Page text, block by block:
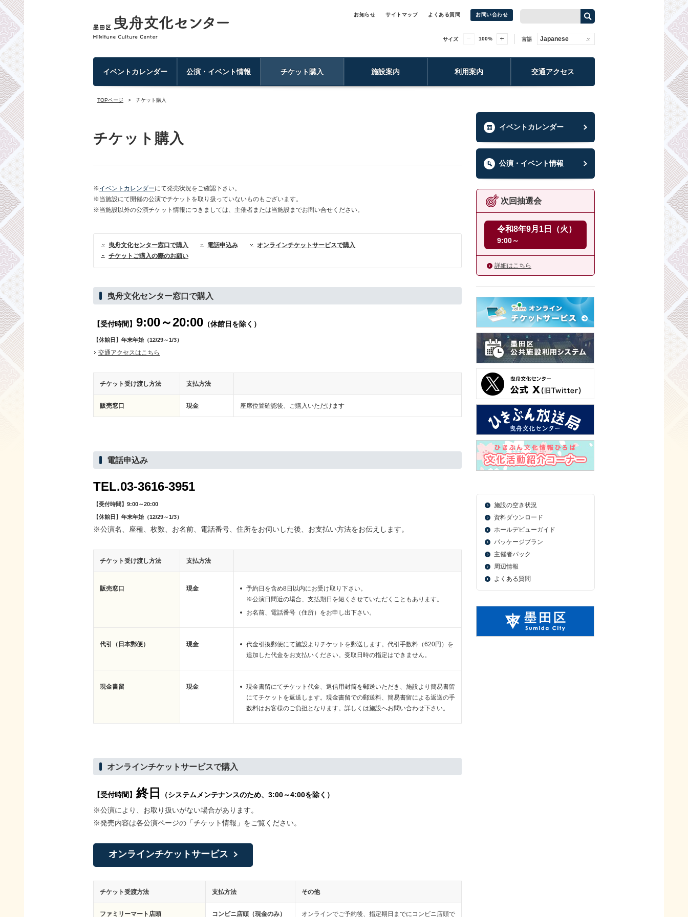
お知らせ サイトマップ よくある質問 お問い合わせ
サイズ 100% 言語 Japanese
イベントカレンダー 公演・イベント情報 チケット購入 施設案内 利用案内 交通アクセス
TOPページ チケット購入
チケット購入
※イベントカレンダーにて発売状況をご確認下さい。
※当施設にて開催の公演でチケットを取り扱っていないものもございます。
※当施設以外の公演チケット情報につきましては、主催者または当施設までお問い合せください。
曳舟文化センター窓口で購入 電話申込み
オンラインチケットサービスで購入
チケットご購入の際のお願い
曳舟文化センター窓口で購入
【受付時間】 9:00～20:00 （休館日を除く）
【休館日】年末年始（12/29～1/3）
交通アクセスはこちら
チケット受け渡し方法 支払方法
販売窓口 現金 座席位置確認後、ご購入いただけます
電話申込み
TEL.03-3616-3951
【受付時間】9:00～20:00
【休館日】年末年始（12/29～1/3）
※公演名、座種、枚数、お名前、電話番号、住所をお伺いした後、お支払い方法をお伝えします。
チケット受け渡し方法 支払方法
販売窓口 現金
予約日を含め8日以内にお受け取り下さい。
※公演日間近の場合、支払期日を短くさせていただくこともあります。
お名前、電話番号（住所）をお申し出下さい。
代引（日本郵便） 現金
代金引換郵便にて施設よりチケットを郵送します。代引手数料（620円）を
追加した代金をお支払いください。受取日時の指定はできません。
現金書留 現金
現金書留にてチケット代金、返信用封筒を郵送いただき、施設より簡易書留
にてチケットを返送します。現金書留での郵送料、簡易書留による返送の手
数料はお客様のご負担となります。詳しくは施設へお問い合わせ下さい。
オンラインチケットサービスで購入
【受付時間】 終日
（システムメンテナンスのため、3:00～4:00を除く）
※公演により、お取り扱いがない場合があります。
※発売内容は各公演ページの「チケット情報」をご覧ください。
オンラインチケットサービス
チケット受渡方法 支払方法 その他
ファミリーマート店頭 コンビニ店頭（現金のみ） オンラインでご予約後、指定期日までにコンビニ店頭で
イベントカレンダー
公演・イベント情報
次回抽選会
令和8年9月1日（火）
9:00～
詳細はこちら
施設の空き状況
資料ダウンロード
ホールデビューガイド
パッケージプラン
主催者パック
周辺情報
よくある質問